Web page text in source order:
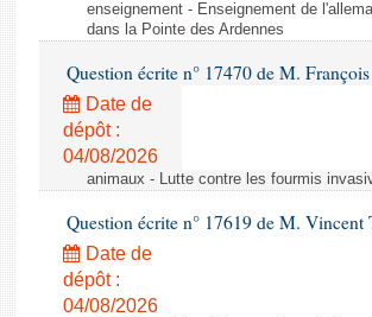
enseignement - Enseignement de
dans la Pointe des Ardennes
Question écrite n° 17470 de M.
Date de
dépôt :
04/08/2026
animaux - Lutte contre les fourmis
Question écrite n° 17619 de M. Vincent
Date de
dépôt :
04/08/2026